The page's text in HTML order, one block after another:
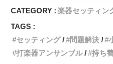
CATEGORY :楽器セッティン
TAGS :
セッティング
問題解決
打楽器アンサンブル
持ち